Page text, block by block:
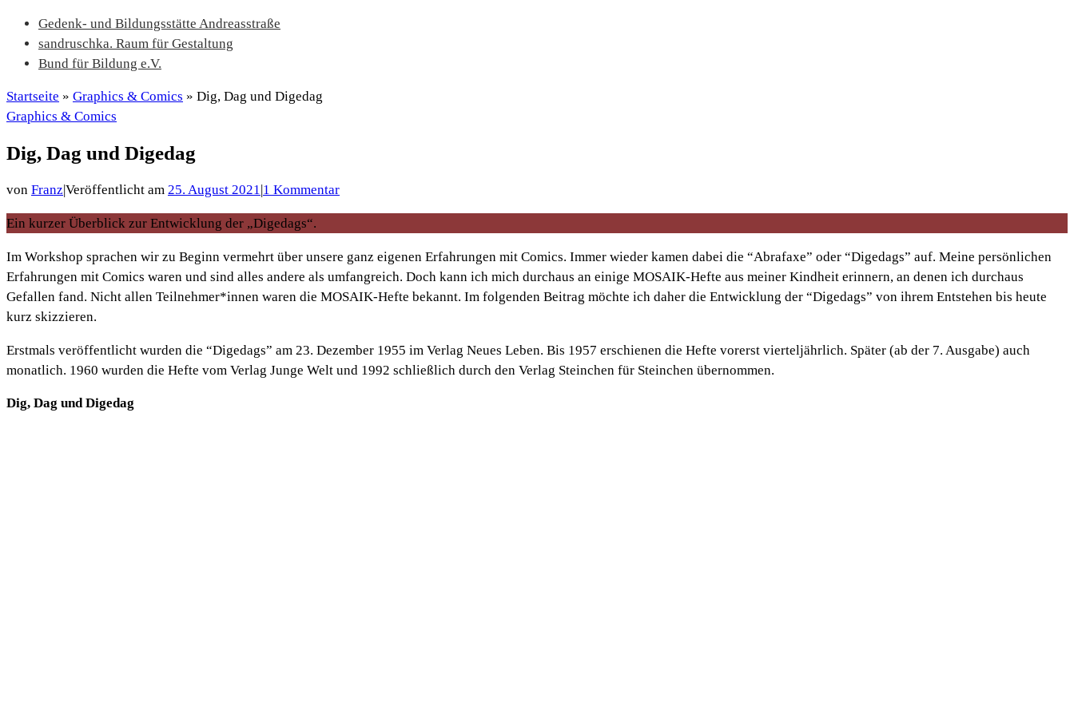
Gedenk- und Bildungsstätte Andreasstraße
sandruschka. Raum für Gestaltung
Bund für Bildung e.V.
Startseite » Graphics & Comics » Dig, Dag und Digedag
Graphics & Comics
Dig, Dag und Digedag
von Franz Veröffentlicht am 25. August 2021 1 Kommentar
Ein kurzer Überblick zur Entwicklung der „Digedags“.
Im Workshop sprachen wir zu Beginn vermehrt über unsere ganz eigenen Erfahrungen mit Comics. Immer wieder kamen dabei die “Abrafaxe” oder “Digedags” auf. Meine persönlichen
Erfahrungen mit Comics waren und sind alles andere als umfangreich. Doch kann ich mich durchaus an einige MOSAIK-Hefte aus meiner Kindheit erinnern, an denen ich durchaus
Gefallen fand. Nicht allen Teilnehmer*innen waren die MOSAIK-Hefte bekannt. Im folgenden Beitrag möchte ich daher die Entwicklung der “Digedags” von ihrem Entstehen bis heute
kurz skizzieren.
Erstmals veröffentlicht wurden die “Digedags” am 23. Dezember 1955 im Verlag Neues Leben. Bis 1957 erschienen die Hefte vorerst vierteljährlich. Später (ab der 7. Ausgabe) auch
monatlich. 1960 wurden die Hefte vom Verlag Junge Welt und 1992 schließlich durch den Verlag Steinchen für Steinchen übernommen.
Dig, Dag und Digedag